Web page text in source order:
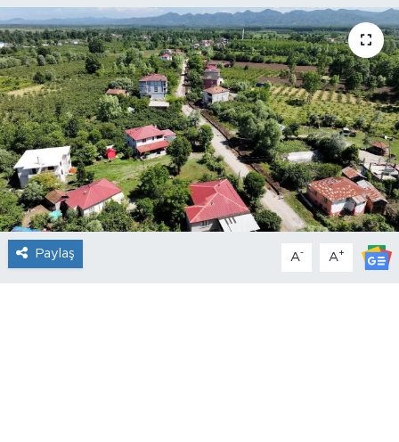
Paylaş A- A+